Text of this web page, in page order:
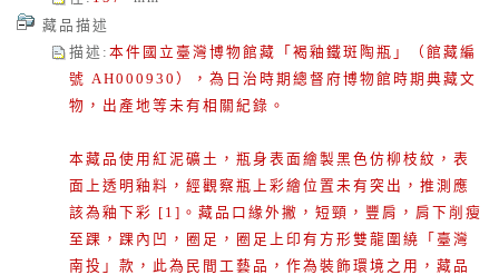
藏品描述
描述 : 本件國立臺灣博物館藏「褐釉鐵斑陶瓶」（館藏編
號 AH000930），為日治時期總督府博物館時期典藏文
物，出產地等未有相關紀錄。
本藏品使用紅泥礦土，瓶身表面繪製黑色仿柳枝紋，表
面上透明釉料，經觀察瓶上彩繪位置未有突出，推測應
該為釉下彩 [1]。藏品口緣外撇，短頸，豐肩，肩下削瘦
至踝，踝內凹，圈足，圈足上印有方形雙龍圍繞「臺灣
南投」款，此為民間工藝品，作為裝飾環境之用，藏品